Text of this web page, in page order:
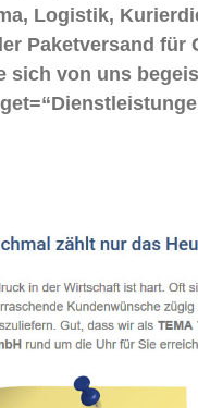
Logistik,
Paketversand für
sich von uns